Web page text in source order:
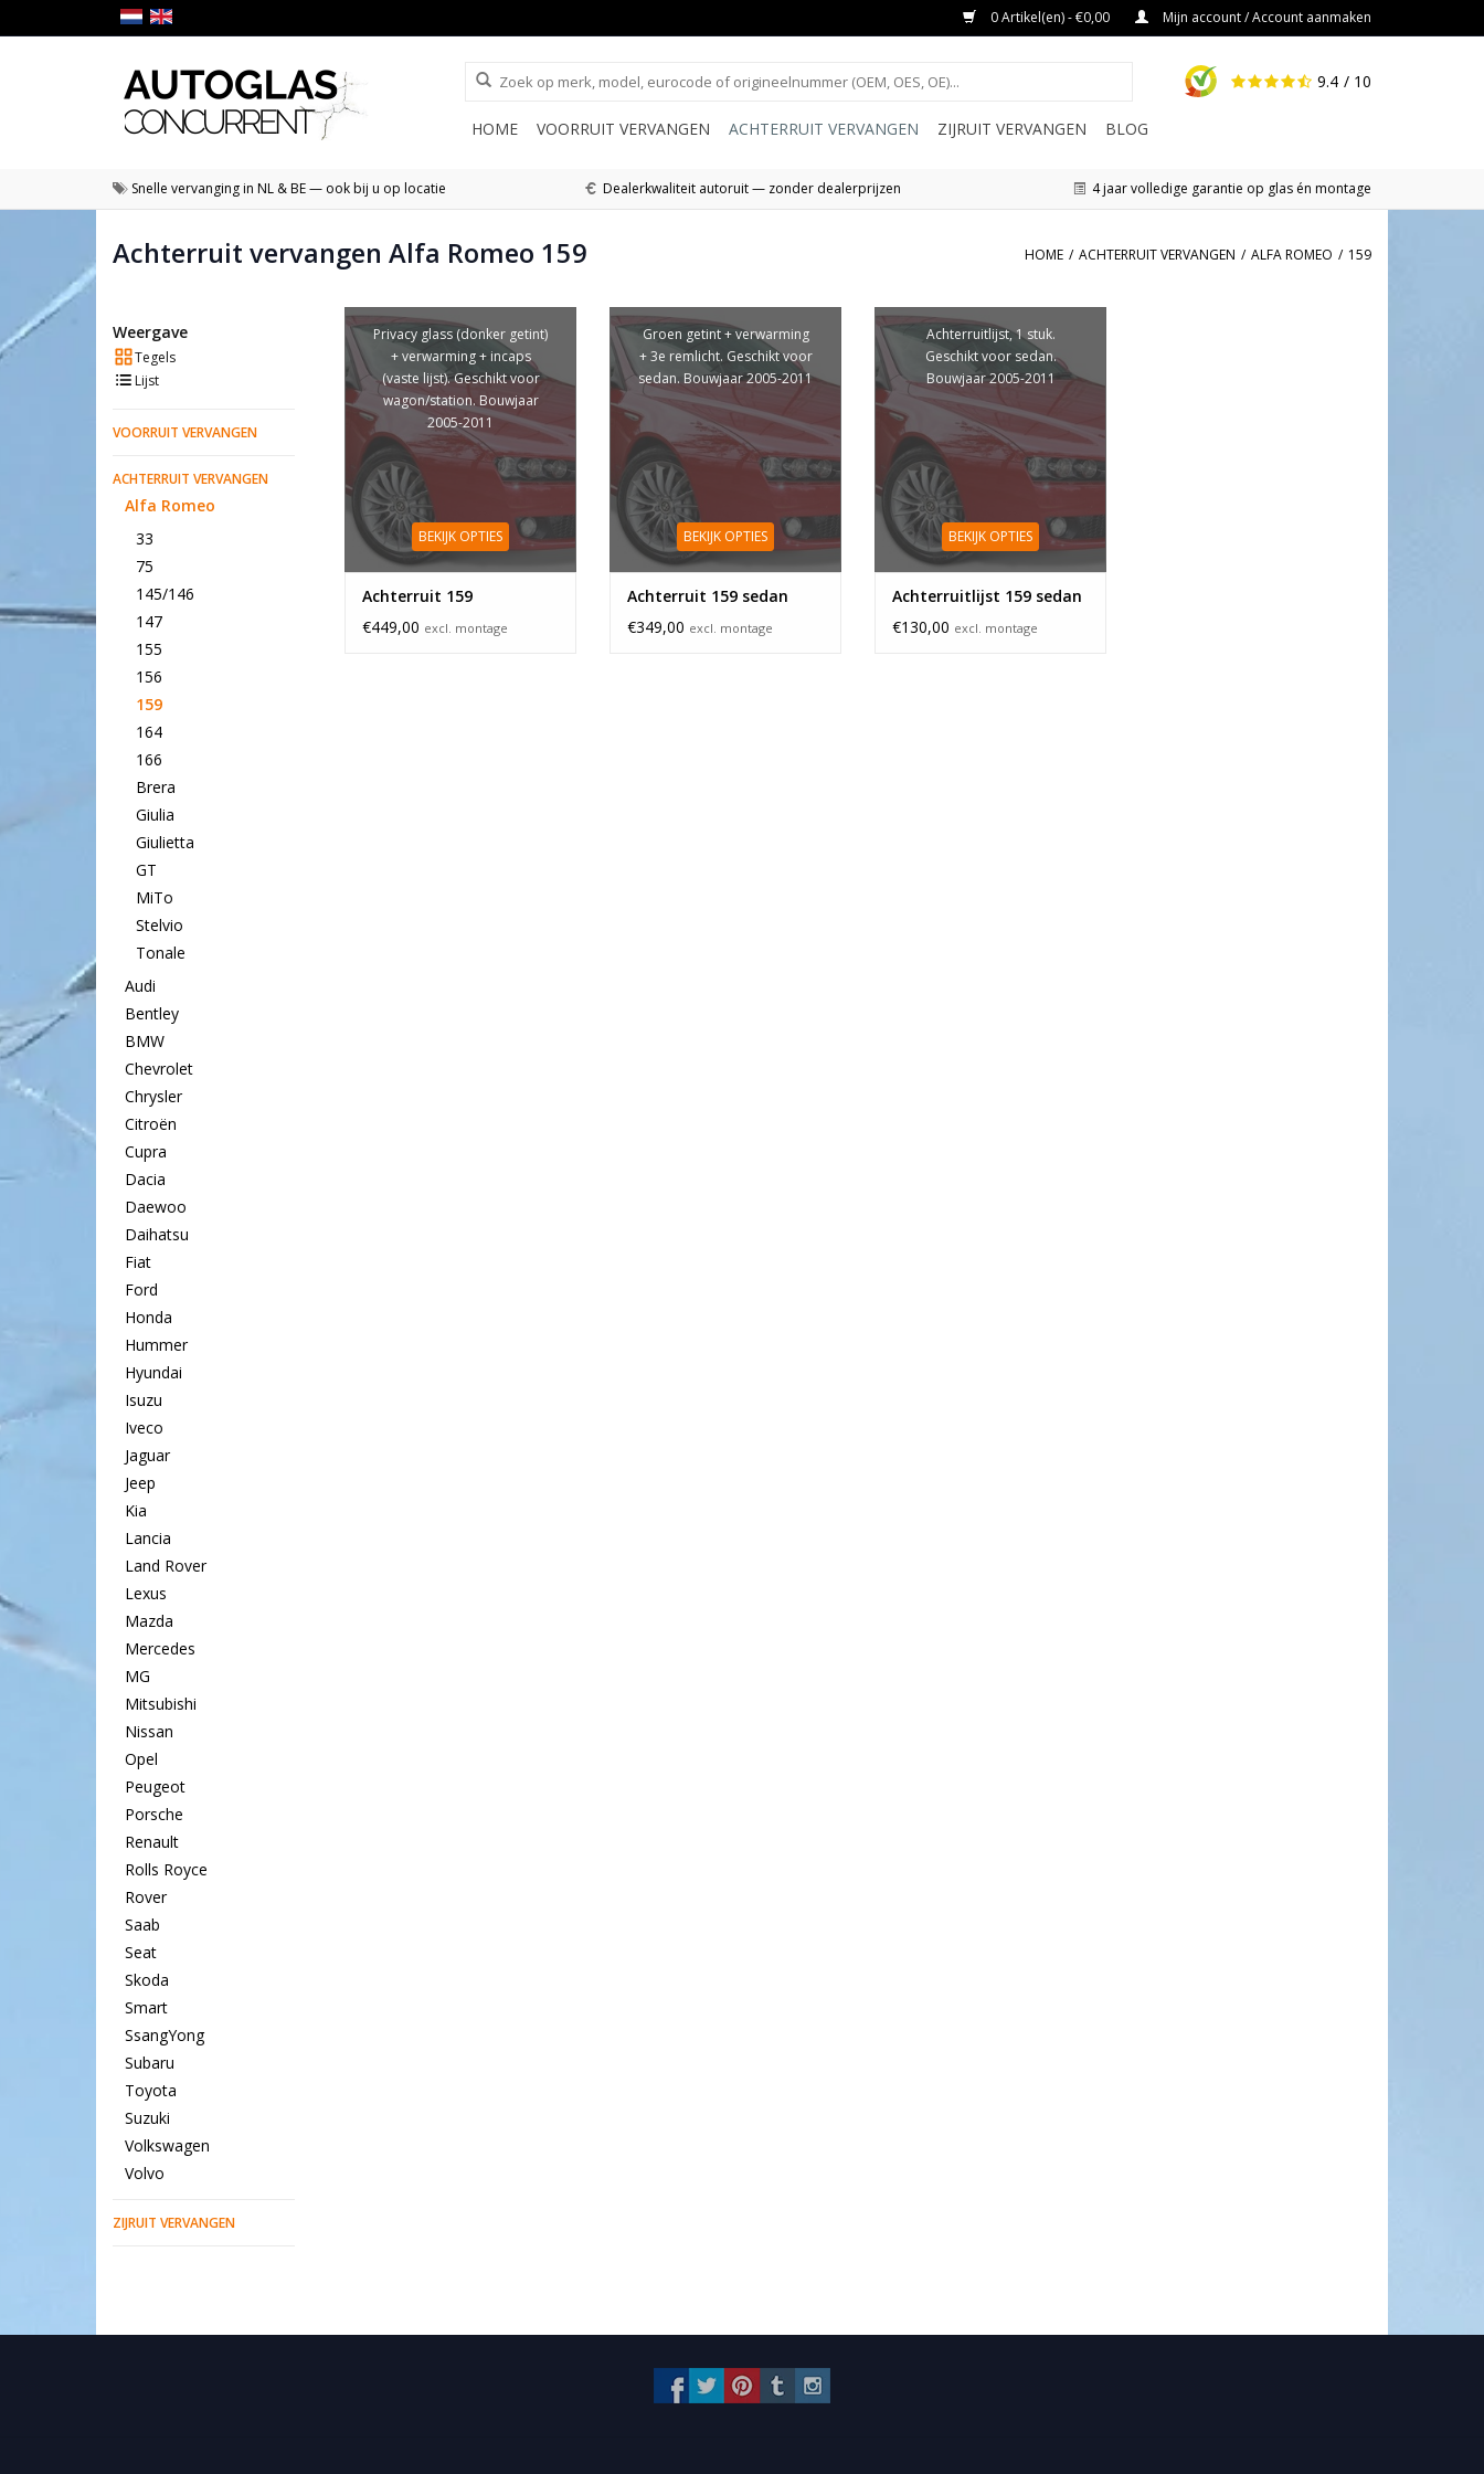
0 Artikel(en) - €0,00 Mijn account / Account aanmaken
9.4 / 10
HOME VOORRUIT VERVANGEN ACHTERRUIT VERVANGEN ZIJRUIT VERVANGEN BLOG
Snelle vervanging in NL & BE — ook bij u op locatie Dealerkwaliteit autoruit — zonder dealerprijzen 4 jaar volledige garantie op glas én montage
Achterruit vervangen Alfa Romeo 159 HOME / ACHTERRUIT VERVANGEN / ALFA ROMEO / 159
Weergave
Tegels
Lijst
VOORRUIT VERVANGEN
ACHTERRUIT VERVANGEN
Alfa Romeo
33
75
145/146
147
155
156
159
164
166
Brera
Giulia
Giulietta
GT
MiTo
Stelvio
Tonale
Audi
Bentley
BMW
Chevrolet
Chrysler
Citroën
Cupra
Dacia
Daewoo
Daihatsu
Fiat
Ford
Honda
Hummer
Hyundai
Isuzu
Iveco
Jaguar
Jeep
Kia
Lancia
Land Rover
Lexus
Mazda
Mercedes
MG
Mitsubishi
Nissan
Opel
Peugeot
Porsche
Renault
Rolls Royce
Rover
Saab
Seat
Skoda
Smart
SsangYong
Subaru
Toyota
Suzuki
Volkswagen
Volvo
ZIJRUIT VERVANGEN
Privacy glass (donker getint)
+ verwarming + incaps
(vaste lijst). Geschikt voor
wagon/station. Bouwjaar
2005-2011
BEKIJK OPTIES
Achterruit 159
€449,00 excl. montage
Groen getint + verwarming
+ 3e remlicht. Geschikt voor
sedan. Bouwjaar 2005-2011
BEKIJK OPTIES
Achterruit 159 sedan
€349,00 excl. montage
Achterruitlijst, 1 stuk.
Geschikt voor sedan.
Bouwjaar 2005-2011
BEKIJK OPTIES
Achterruitlijst 159 sedan
€130,00 excl. montage